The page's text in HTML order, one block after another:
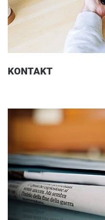
KONTAKT